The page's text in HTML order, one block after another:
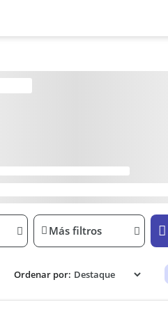
Más filtros
Ordenar por: